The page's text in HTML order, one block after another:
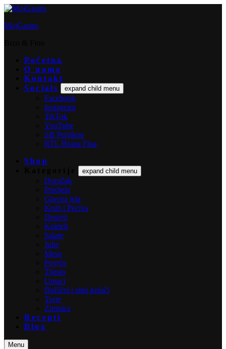
MojGastro
Početna
O nama
Kontakt
Socials
expand child menu
Facebook
Instagram
TikTok
YouTube
SB Periskop
RTL Hrana Fina
Shop
expand child menu
Doručak
Predjela
Glavna jela
Kruh i Peciva
Deserti
Kokteli
Salate
Juhe
Meso
Povrće
Tijesto
Umaci
Božićni i sitni kolači
Torte
Zimnica
Recepti
Blog
Menu